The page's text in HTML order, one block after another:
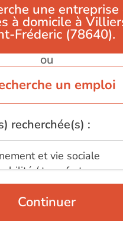
une entreprise
à domicile à
Fréderic (78640).
ou
un emploi
recherchée(s) :
Continuer